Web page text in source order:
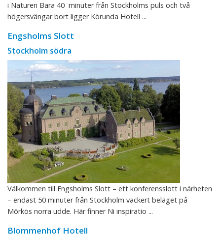
i Naturen Bara 40 minuter från Stockholms puls och två
högersvängar bort ligger Körunda Hotell ...
Engsholms Slott
Stockholm södra
Välkommen till Engsholms Slott – ett konferensslott i närheten
– endast 50 minuter från Stockholm vackert beläget på
Mörkös norra udde. Här finner Ni inspiratio ...
Blommenhof Hotell